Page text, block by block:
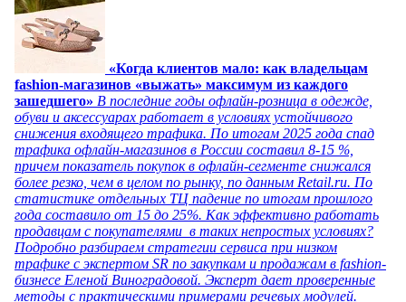
«Когда клиентов мало: как владельцам
fashion-магазинов «выжать» максимум из каждого
зашедшего» В последние годы офлайн-розница в одежде,
обуви и аксессуарах работает в условиях устойчивого
снижения входящего трафика. По итогам 2025 года спад
трафика офлайн-магазинов в России составил 8-15 %,
причем показатель покупок в офлайн-сегменте снижался
более резко, чем в целом по рынку, по данным Retail.ru. По
статистике отдельных ТЦ падение по итогам прошлого
года составило от 15 до 25%. Как эффективно работать
продавцам с покупателями в таких непростых условиях?
Подробно разбираем стратегии сервиса при низком
трафике с экспертом SR по закупкам и продажам в fashion-
бизнесе Еленой Виноградовой. Эксперт дает проверенные
методы с практическими примерами речевых модулей.